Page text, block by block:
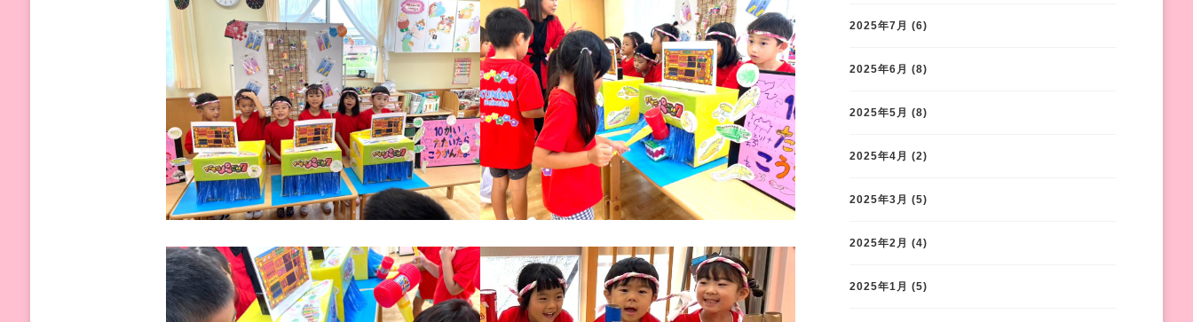
2025年7月 (6)
2025年6月 (8)
2025年5月 (8)
2025年4月 (2)
2025年3月 (5)
2025年2月 (4)
2025年1月 (5)